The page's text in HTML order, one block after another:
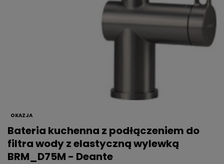
OKAZJA
Bateria kuchenna z podłączeniem do
filtra wody z elastyczną wylewką
BRM_D75M - Deante